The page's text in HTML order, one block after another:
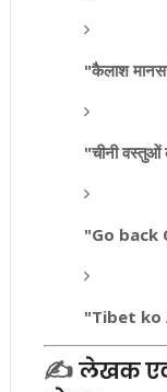
"कैलाश
"चीनी वस्तुओं
"Go back
"Tibet ko
✍️लेखक